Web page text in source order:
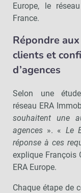
Europe, le
France.
Répondre
clients et
d’agences
Selon une
réseau ERA
souhaitent une
agences ». « Le
réponse à ces
explique François
ERA Europe.
Chaque étape de